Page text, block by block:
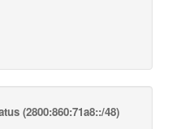
(2800:860:71a8::/48)